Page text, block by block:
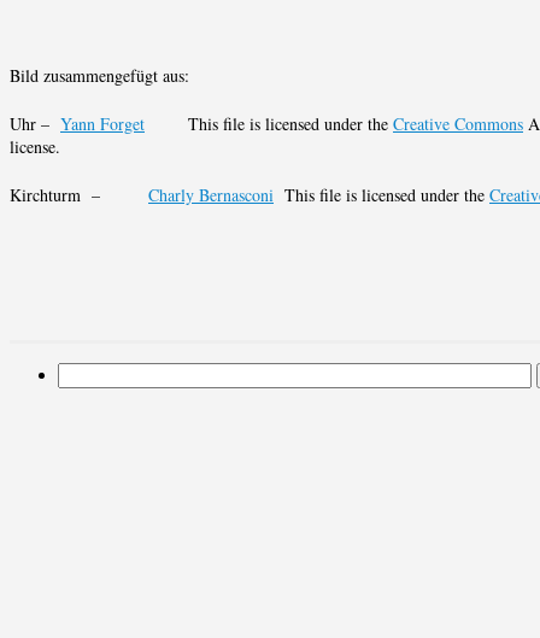
Bild zusammengefügt aus:
Uhr – Yann Forget This file is licensed under the Creative Commons
license.
Kirchturm – Charly Bernasconi This file is licensed under the